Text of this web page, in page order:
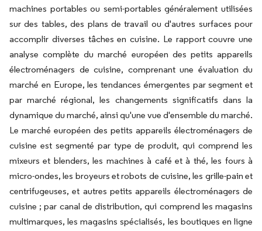
machines portables ou semi-portables généralement utilisées
sur des tables, des plans de travail ou d'autres surfaces pour
accomplir diverses tâches en cuisine. Le rapport couvre une
analyse complète du marché européen des petits appareils
électroménagers de cuisine, comprenant une évaluation du
marché en Europe, les tendances émergentes par segment et
par marché régional, les changements significatifs dans la
dynamique du marché, ainsi qu'une vue d'ensemble du marché.
Le marché européen des petits appareils électroménagers de
cuisine est segmenté par type de produit, qui comprend les
mixeurs et blenders, les machines à café et à thé, les fours à
micro-ondes, les broyeurs et robots de cuisine, les grille-pain et
centrifugeuses, et autres petits appareils électroménagers de
cuisine ; par canal de distribution, qui comprend les magasins
multimarques, les magasins spécialisés, les boutiques en ligne